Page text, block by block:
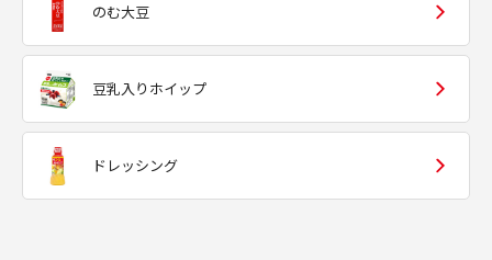
のむ大豆
豆乳入りホイップ
ドレッシング